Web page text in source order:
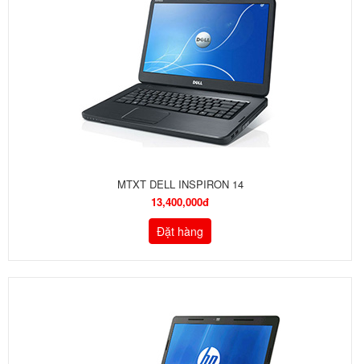
MTXT DELL INSPIRON 14
13,400,000đ
Đặt hàng